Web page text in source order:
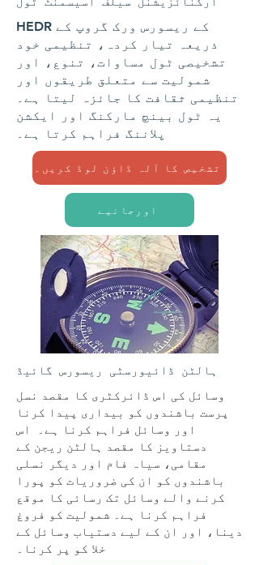
HEDR کے ریسورس ورک گروپ کے
ذریعہ تیار کردہ، تنظیمی خود
تشخیصی ٹول مساوات، تنوع، اور
شمولیت سے متعلق طریقوں اور
تنظیمی ثقافت کا جائزہ لیتا ہے۔
یہ ٹول بینچ مارکنگ اور ایکشن
پلاننگ فراہم کرتا ہے۔
تشخیص کا آلہ ڈاؤن لوڈ کریں۔
اورجانیے
ہالٹن ڈائیورسٹی ریسورس گائیڈ
وسائل کی اس ڈائرکٹری کا مقصد نسل
پرست باشندوں کو بیداری پیدا کرنا
اور وسائل فراہم کرنا ہے۔ اس
دستاویز کا مقصد ہالٹن ریجن کے
مقامی، سیاہ فام اور دیگر نسلی
باشندوں کو ان کی ضروریات کو پورا
کرنے والے وسائل تک رسائی کا موقع
فراہم کرنا ہے۔ شمولیت کو فروغ
دینا، اور ان کے لیے دستیاب وسائل کے
خلا کو پر کرنا۔